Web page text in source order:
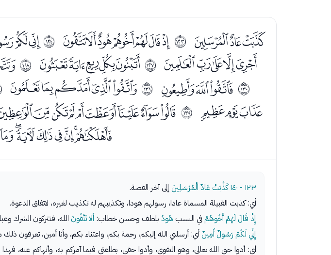
ﮡﮢﮣ ﱺﮥﮦﮧﮨﮩﮪﮫ ﱻ
ﯞﯟﯠﯡﯢ ﱾ ﯤﯥﯦﯧﯨ ﱿ
ﲁ ﯴﯵﯶ ﲂﯸﯹﯺﯻﯼ
ﰈﰉﰊ ﲆ
١٢٣ - ١٤٠ كَذَّبَتْ عَادٌ الْمُرْسَلِينَ إلى آخر القصة.
أي: كذبت القبيلة المسماة عادا، رسولهم هودا، وتكذيبهم له تكذيب لغيره، لاتفاق الدعوة.
إِذْ قَالَ لَهُمْ أَخُوهُمْفي النسب هُودُ بلطف وحسن خطاب: أَلا تَتَّقُونَ الله، فتتركون الشرك
إِنِّي لَكُمْ رَسُولٌ أَمِينٌأي: أرسلني الله إليكم، رحمة بكم، واعتناء بكم، وأنا أمين، تعرفون
أي: أدوا حق الله تعالى، وهو التقوى، وأدوا حقي، بطاعتي فيما آمركم به، وأنهاكم